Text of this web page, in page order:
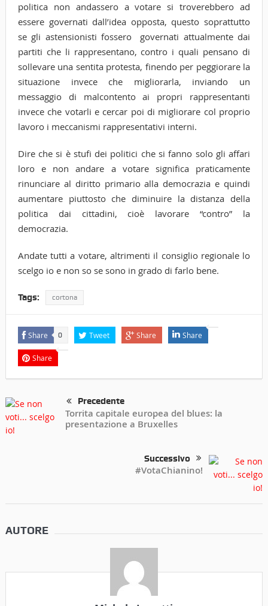
politica non andassero a votare si troverebbero ad
essere governati dall’idea opposta, questo soprattutto
se gli astensionisti fossero governati attualmente dai
partiti che li rappresentano, contro i quali pensano di
sollevare una sentita protesta, finendo per peggiorare la
situazione invece che migliorarla, inviando un
messaggio di malcontento ai propri rappresentanti
invece che votarli e cercar poi di migliorare col proprio
lavoro i meccanismi rappresentativi interni.
Dire che si è stufi dei politici che si fanno solo gli affari
loro e non andare a votare significa praticamente
rinunciare al diritto primario alla democrazia e quindi
aumentare piuttosto che diminuire la distanza della
politica dai cittadini, cioè lavorare “contro” la
democrazia.
Andate tutti a votare, altrimenti il consiglio regionale lo
scelgo io e non so se sono in grado di farlo bene.
Tags: cortona
Share 0 Tweet Share Share
Share
Precedente
Torrita capitale europea del blues: la
presentazione a Bruxelles
Successivo
#VotaChianino!
AUTORE